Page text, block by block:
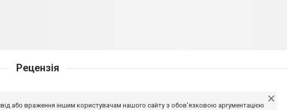
Рецензія
або враження іншим користувачам нашого сайту з обов'язковою аргументацією